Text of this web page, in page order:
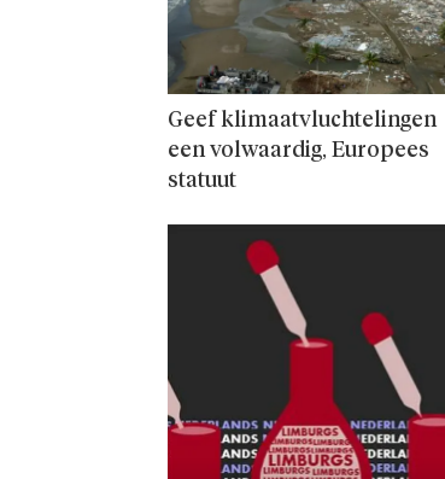
Geef klimaatvluchtelingen
een volwaardig, Europees
statuut